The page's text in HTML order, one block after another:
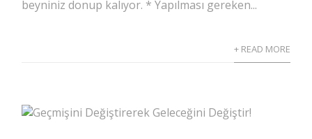
beyniniz donup kalıyor. * Yapılması gereken...
+ READ MORE